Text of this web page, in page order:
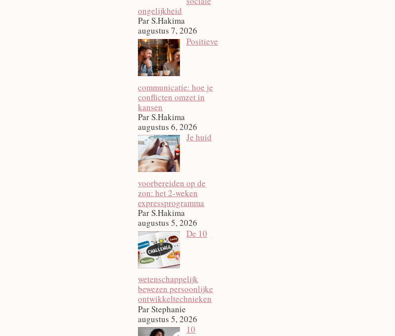
ongelijkheid
Par S.Hakima
augustus 7, 2026
Positieve
communicatie: hoe je
conflicten omzet in
kansen
Par S.Hakima
augustus 6, 2026
Je huid
voorbereiden op de
zon: het 2‑weken
expressprogramma
Par S.Hakima
augustus 5, 2026
De 10
wetenschappelijk
bewezen persoonlijke
ontwikkeltechnieken
Par Stephanie
augustus 5, 2026
10